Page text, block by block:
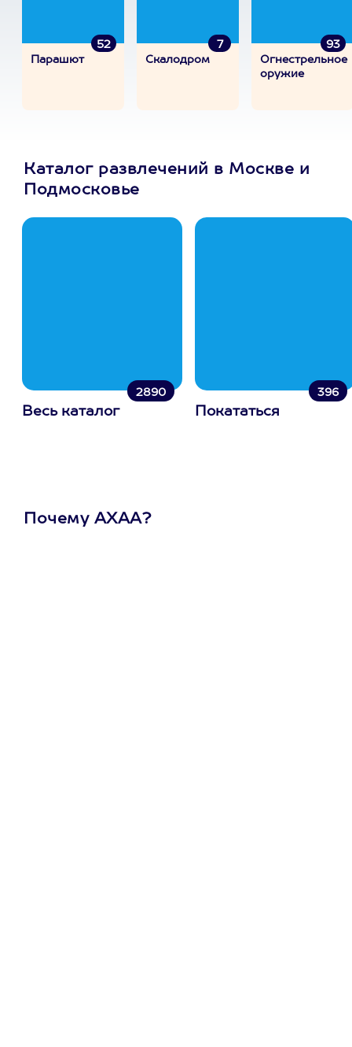
52
Парашют
7
Скалодром
93
Огнестрельное
оружие
Каталог развлечений в Москве и
Подмосковье
2890
Весь каталог
396
Покататься
Почему АХАА?